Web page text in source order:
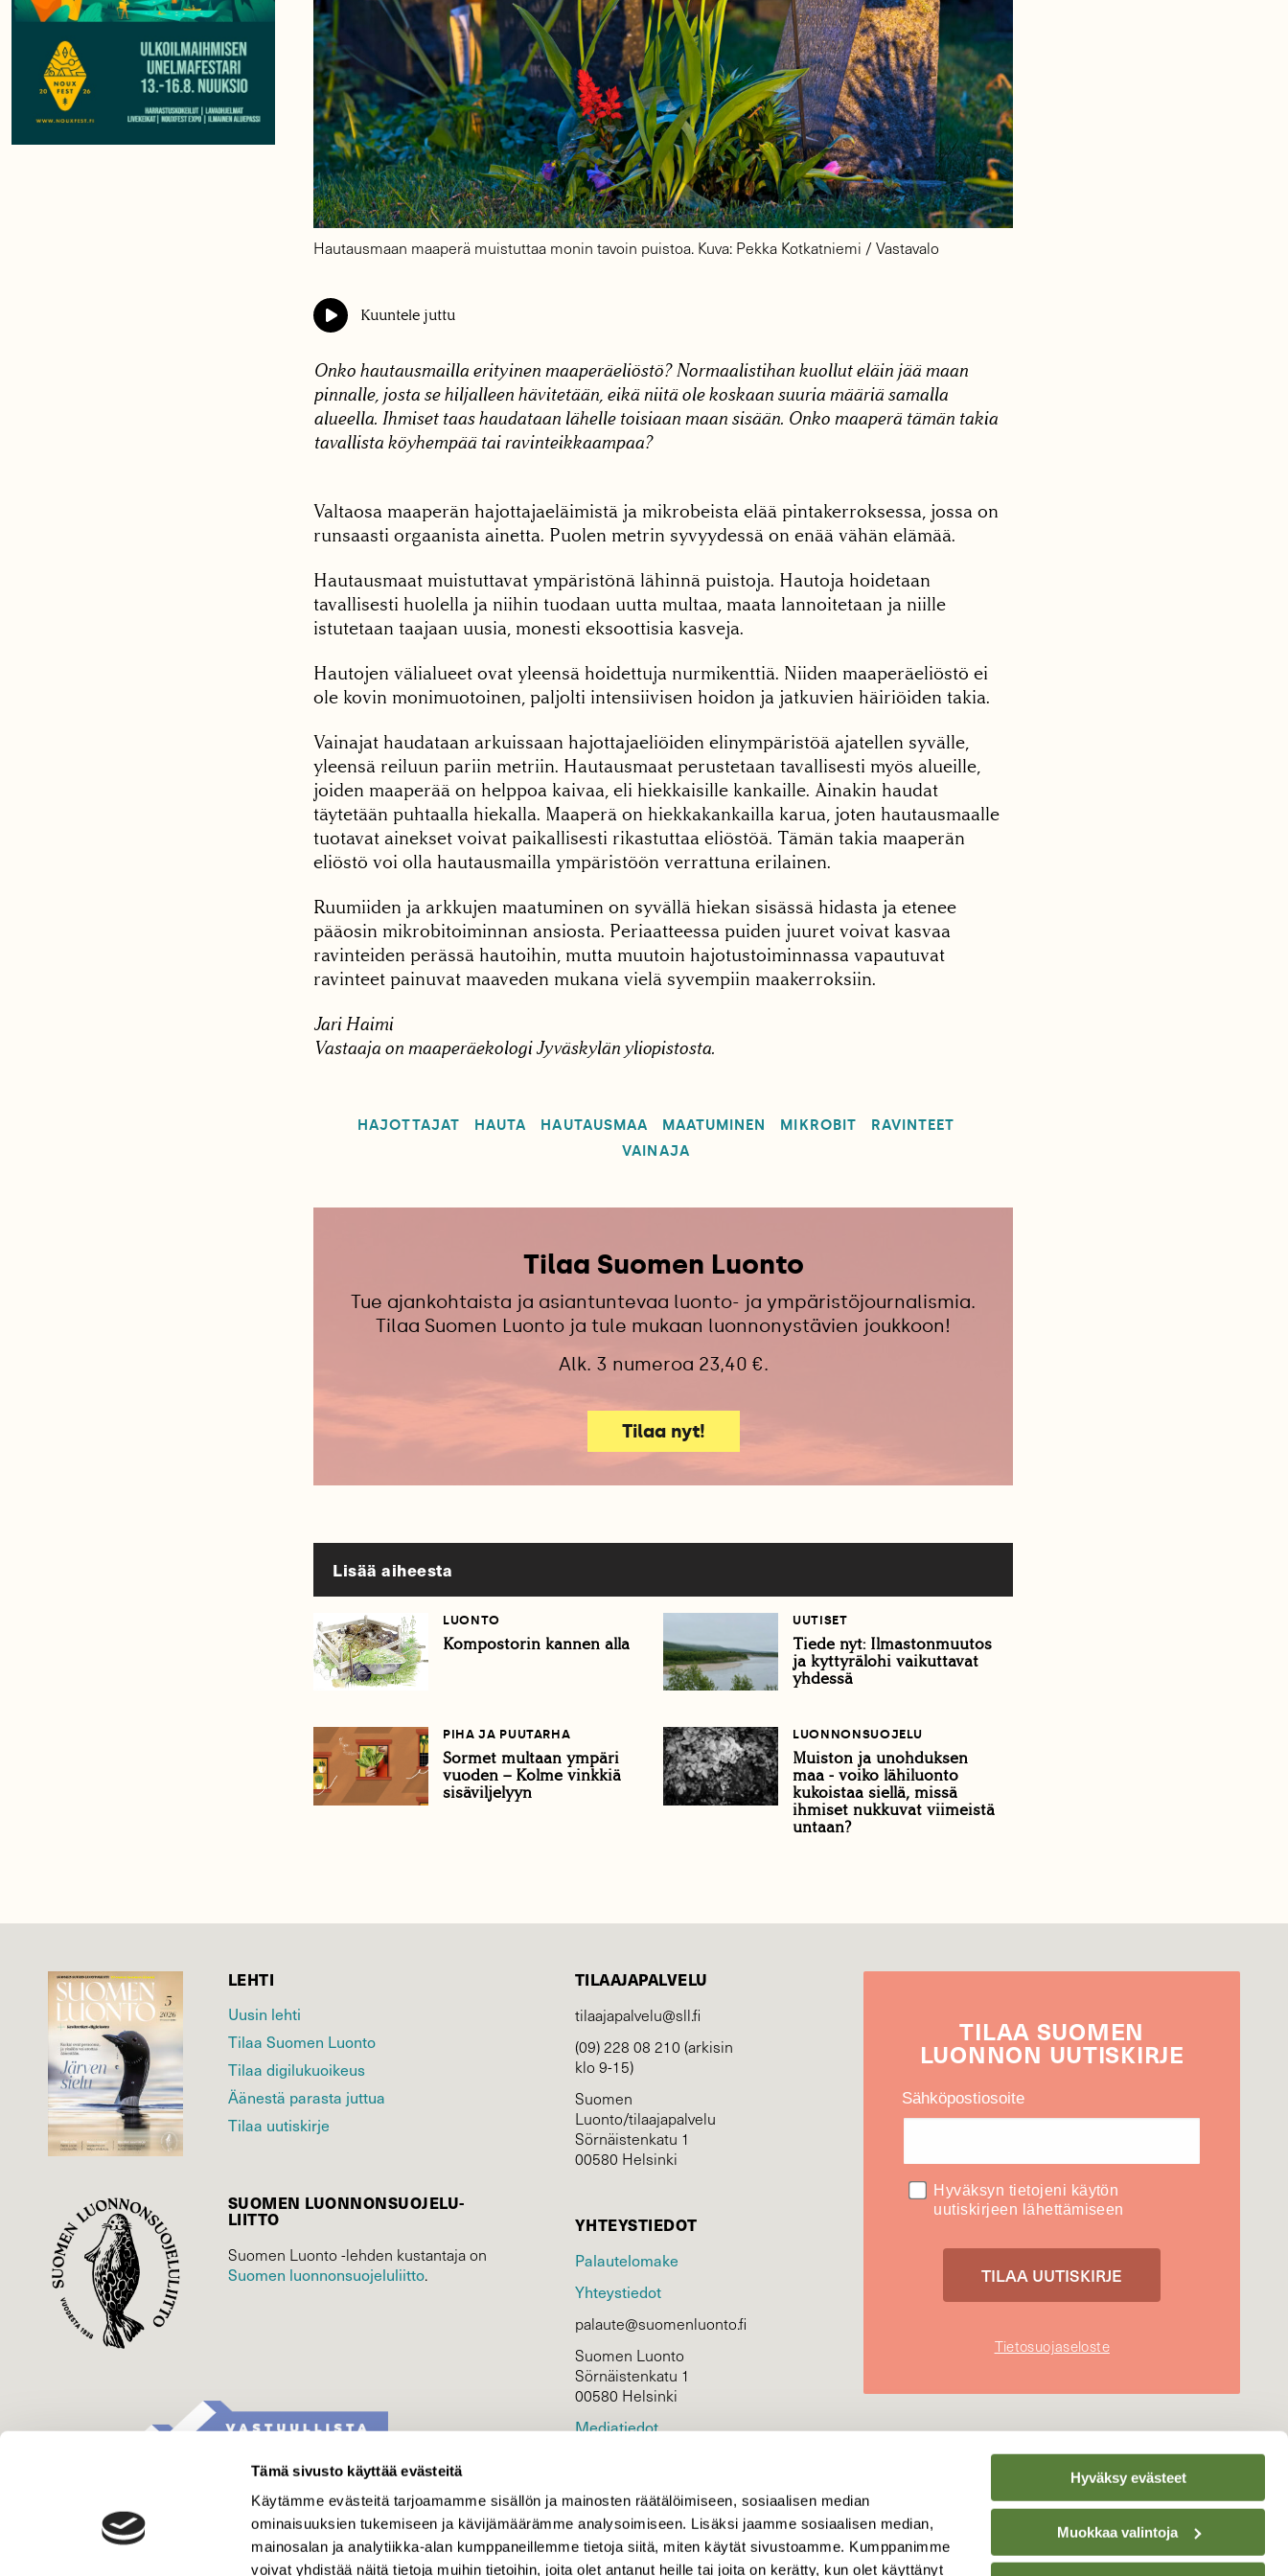
Tämä sivusto käyttää evästeitä
Käytämme evästeitä tarjoamamme sisällön ja mainosten räätälöimiseen, sosiaalisen median
ominaisuuksien tukemiseen ja kävijämäärämme analysoimiseen. Lisäksi jaamme sosiaalisen median,
mainosalan ja analytiikka-alan kumppaneillemme tietoja siitä, miten käytät sivustoamme. Kumppanimme
voivat yhdistää näitä tietoja muihin tietoihin, joita olet antanut heille tai joita on kerätty, kun olet käyttänyt
Hyväksy evästeet
Muokkaa valintoja
Hautausmaan maaperä muistuttaa monin tavoin puistoa. Kuva: Pekka Kotkatniemi / Vastavalo
Kuuntele juttu
Onko hautausmailla erityinen maaperä­eliöstö? Normaalistihan kuollut eläin jää maan
pinnalle, josta se hiljalleen hävitetään, eikä niitä ole koskaan suuria määriä samalla
alueella. Ihmiset taas haudataan lähelle toisiaan maan sisään. Onko maaperä tämän takia
tavallista köyhempää tai ravinteikkaampaa?
Valtaosa maaperän hajottajaeläimistä ja mikrobeista elää pintakerroksessa, jossa on
runsaasti orgaanista ainetta. Puolen metrin syvyydessä on enää vähän elämää.
Hautausmaat muistuttavat ympäristönä lähinnä puistoja. Hautoja hoidetaan
tavallisesti huolella ja niihin tuodaan uutta multaa, maata lannoitetaan ja niille
istutetaan taajaan uusia, monesti eksoottisia kasveja.
Hautojen välialueet ovat yleensä hoidettuja nurmikenttiä. Niiden maaperäeliöstö ei
ole kovin monimuotoinen, paljolti intensiivisen hoidon ja jatkuvien häiriöiden takia.
Vainajat haudataan arkuissaan hajottajaeliöiden elinympäristöä ajatellen syvälle,
yleensä reiluun pariin metriin. Hautausmaat perustetaan tavallisesti myös alueille,
joiden maaperää on helppoa kaivaa, eli hiekkaisille kankaille. Ainakin haudat
täytetään puhtaalla hiekalla. Maaperä on hiekkakankailla karua, joten hautausmaalle
tuotavat ainekset voivat paikallisesti rikastuttaa eliöstöä. Tämän takia maaperän
eliöstö voi olla hautausmailla ympäristöön verrattuna erilainen.
Ruumiiden ja arkkujen maatuminen on syvällä hiekan sisässä hidasta ja etenee
pääosin mikrobitoiminnan ansiosta. Periaatteessa puiden juuret voivat kasvaa
ravinteiden perässä hautoihin, mutta muutoin hajotustoiminnassa vapautuvat
ravinteet painuvat maaveden mukana vielä syvempiin maakerroksiin.
Jari Haimi
Vastaaja on maaperäekologi Jyväskylän yliopistosta.
HAJOTTAJAT HAUTA HAUTAUSMAA MAATUMINEN MIKROBIT
RAVINTEET
VAINAJA
Tilaa Suomen Luonto
Tue ajankohtaista ja asiantuntevaa luonto- ja ympäristöjournalismia.
Tilaa Suomen Luonto ja tule mukaan luonnonystävien joukkoon!
Alk. 3 numeroa 23,40 €.
Tilaa nyt!
Lisää aiheesta
LUONTO
Kompostorin kannen alla
UUTISET
Tiede nyt: Ilmastonmuutos
ja kyttyrälohi vaikuttavat
yhdessä
PIHA JA PUUTARHA
Sormet multaan ympäri
vuoden – Kolme vinkkiä
sisäviljelyyn
LUONNONSUOJELU
Muiston ja unohduksen
maa - voiko lähiluonto
kukoistaa siellä, missä
ihmiset nukkuvat viimeistä
untaan?
LEHTI
Uusin lehti
Tilaa Suomen Luonto
Tilaa digilukuoikeus
Äänestä parasta juttua
Tilaa uutiskirje
SUOMEN LUONNON­SUOJELU­
LIITTO
Suomen Luonto -lehden kustantaja on
Suomen luonnonsuojelu­liitto.
TILAAJAPALVELU
tilaajapalvelu@sll.fi
(09) 228 08 210 (arkisin
klo 9-15)
Suomen
Luonto/tilaajapalvelu
Sörnäistenkatu 1
00580 Helsinki
YHTEYSTIEDOT
Palautelomake
Yhteystiedot
palaute@suomenluonto.fi
Suomen Luonto
Sörnäistenkatu 1
00580 Helsinki
Mediatiedot
KIRJAUDU
TILAA SUOMEN
LUONNON UUTIS­KIRJE
Sähköpostiosoite
Hyväksyn tietojeni käytön
uutiskirjeen lähettämiseen
Tietosuojaseloste